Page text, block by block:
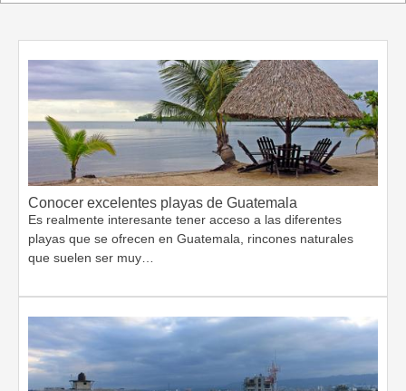
Conocer excelentes playas de Guatemala
Es realmente interesante tener acceso a las diferentes
playas que se ofrecen en Guatemala, rincones naturales
que suelen ser muy…